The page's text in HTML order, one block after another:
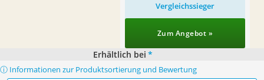
Vergleichssieger
Zum Angebot »
Erhältlich bei *
ⓘ Informationen zur Produktsortierung und Bewertung